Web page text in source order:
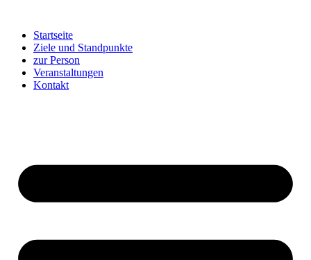
springenStartseite
Ziele und Standpunkte
zur Person
Veranstaltungen
Kontakt